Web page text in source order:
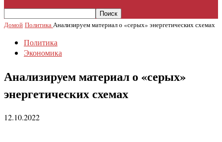
Домой ПолитикаАнализируем материал о «серых» энергетических схемах
Политика
Экономика
Анализируем материал о «серых»
энергетических схемах
12.10.2022